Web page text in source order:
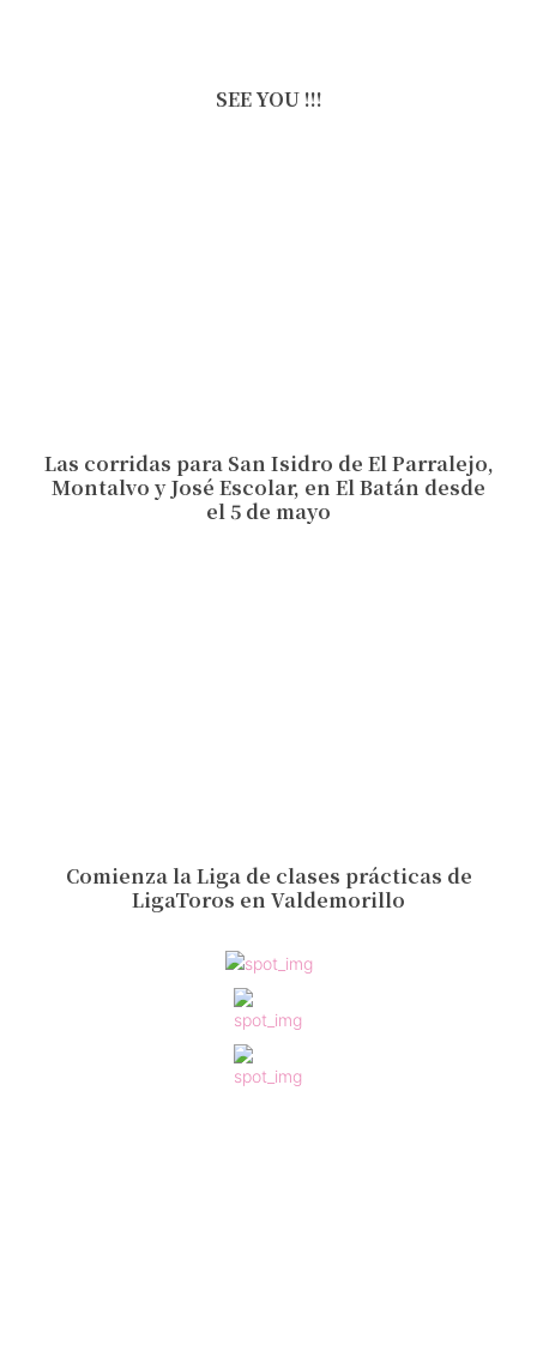
SEE YOU !!!
Las corridas para San Isidro de El Parralejo,
Montalvo y José Escolar, en El Batán desde
el 5 de mayo
Comienza la Liga de clases prácticas de
LigaToros en Valdemorillo